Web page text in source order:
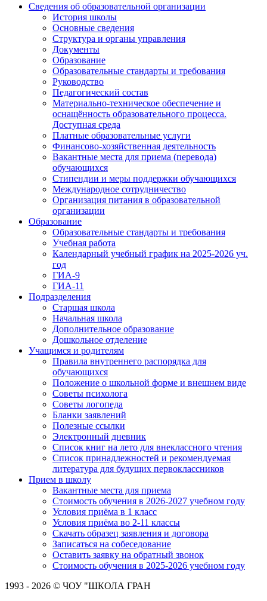
Сведения об образовательной организации
История школы
Основные сведения
Структура и органы управления
Документы
Образование
Образовательные стандарты и требования
Руководство
Педагогический состав
Материально-техническое обеспечение и
оснащённость образовательного процесса.
Доступная среда
Платные образовательные услуги
Финансово-хозяйственная деятельность
Вакантные места для приема (перевода)
обучающихся
Стипендии и меры поддержки обучающихся
Международное сотрудничество
Организация питания в образовательной
организации
Образование
Образовательные стандарты и требования
Учебная работа
Календарный учебный график на 2025-2026 уч.
год
ГИА-9
ГИА-11
Подразделения
Старшая школа
Начальная школа
Дополнительное образование
Дошкольное отделение
Учащимся и родителям
Правила внутреннего распорядка для
обучающихся
Положение о школьной форме и внешнем виде
Советы психолога
Советы логопеда
Бланки заявлений
Полезные ссылки
Электронный дневник
Список книг на лето для внеклассного чтения
Список принадлежностей и рекомендуемая
литература для будущих первоклассников
Прием в школу
Вакантные места для приема
Стоимость обучения в 2026-2027 учебном году
Условия приёма в 1 класс
Условия приёма во 2-11 классы
Скачать образец заявления и договора
Записаться на собеседование
Оставить заявку на обратный звонок
Стоимость обучения в 2025-2026 учебном году
1993 - 2026 © ЧОУ "ШКОЛА ГРАН